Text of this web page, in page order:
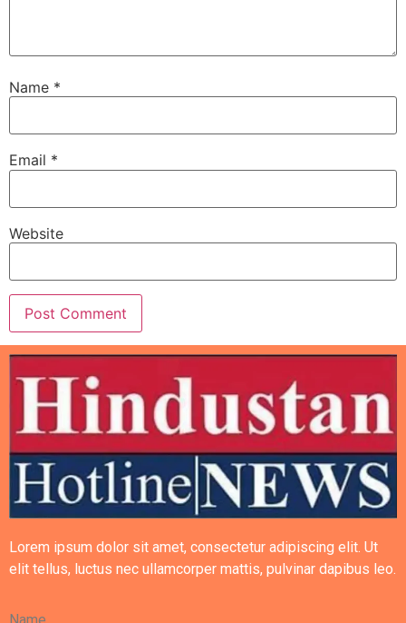
Name *
Email *
Website
Lorem ipsum dolor sit amet, consectetur adipiscing elit. Ut
elit tellus, luctus nec ullamcorper mattis, pulvinar dapibus leo.